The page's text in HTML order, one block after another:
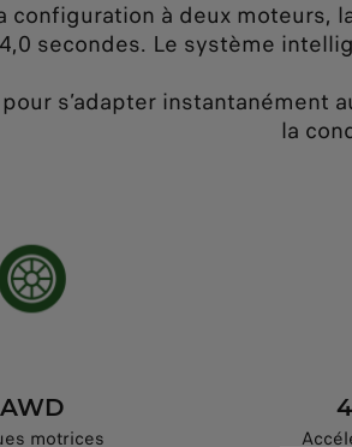
configuration à deux moteurs,
secondes. Le système
s’adapter instantanément
la
AWD
motrices